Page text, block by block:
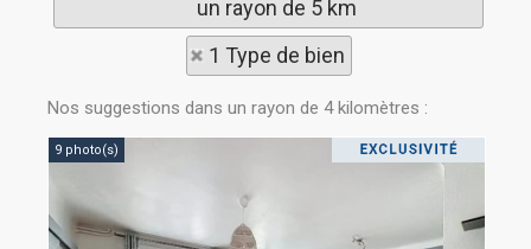
un rayon de 5 km
1 Type de bien
Nos suggestions dans un rayon de 4 kilomètres :
9 photo(s)